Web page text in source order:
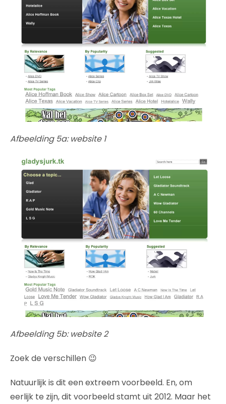
Afbeelding 5a: website 1
Afbeelding 5b: website 2
Zoek de verschillen 😉
Natuurlijk is dit een extreem voorbeeld. En, om
eerlijk te zijn, dit voorbeeld stamt uit 2012. Maar het